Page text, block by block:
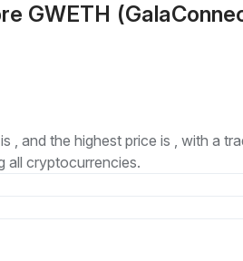
GWETH
, and the highest price is , with a
all cryptocurrencies.